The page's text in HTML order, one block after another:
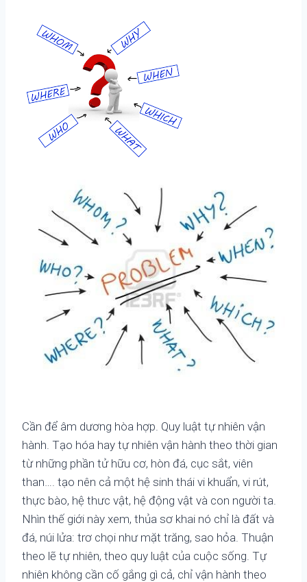
Cần để âm dương hòa hợp. Quy luật tự nhiên vận
hành. Tạo hóa hay tự nhiên vận hành theo thời gian
từ những phần tử hữu cơ, hòn đá, cục sắt, viên
than…. tạo nên cả một hệ sinh thái vi khuẩn, vi rút,
thực bào, hệ thưc vật, hệ động vật và con người ta.
Nhìn thế giới này xem, thủa sơ khai nó chỉ là đất và
đá, núi lửa: trơ chọi như mặt trăng, sao hỏa. Thuận
theo lẽ tự nhiên, theo quy luật của cuộc sống. Tự
nhiên không cần cố gắng gì cả, chỉ vận hành theo